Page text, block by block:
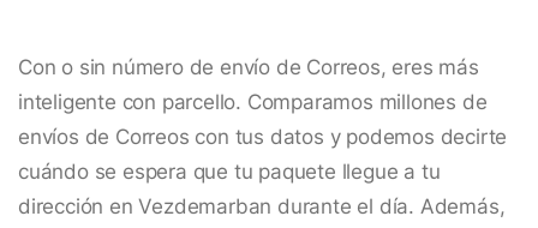
Con o sin número de envío de Correos, eres más
inteligente con parcello. Comparamos millones de
envíos de Correos con tus datos y podemos decirte
cuándo se espera que tu paquete llegue a tu
dirección en Vezdemarban durante el día. Además,